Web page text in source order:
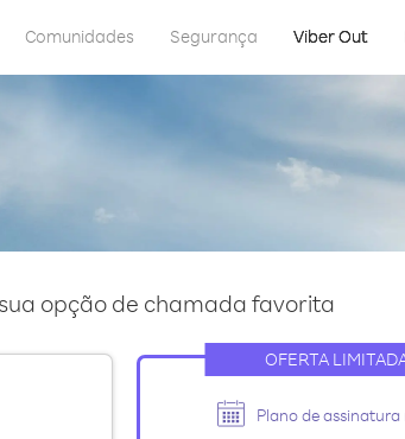
Comunidades Segurança Viber Out
opção de chamada favorita
OFERTA
Plano de assinatura